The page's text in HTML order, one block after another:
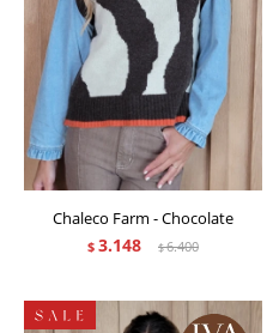
Chaleco Farm - Chocolate
$ 3.148 $6.400